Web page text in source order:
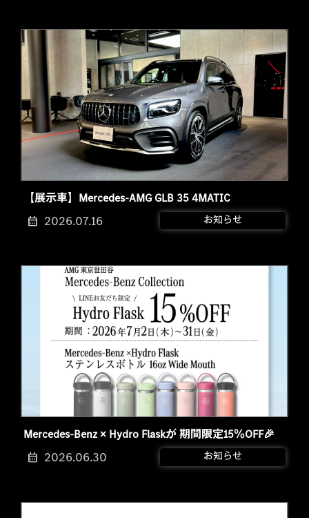
【展示車】Mercedes-AMG GLB 35 4MATIC
2026.07.16 お知らせ
Mercedes-Benz × Hydro Flaskが 期間限定15％OFF🎉
2026.06.30 お知らせ